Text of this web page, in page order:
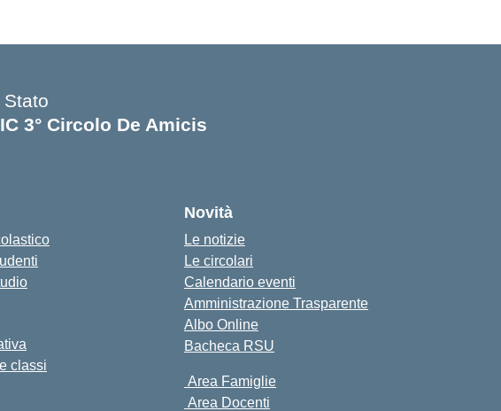
3° Circolo De Amicis
classi
Novità
Le notizie
Le circolari
Calendario eventi
Amministrazione Trasparente
Albo Online
Bacheca RSU
Area Famiglie
Area Docenti